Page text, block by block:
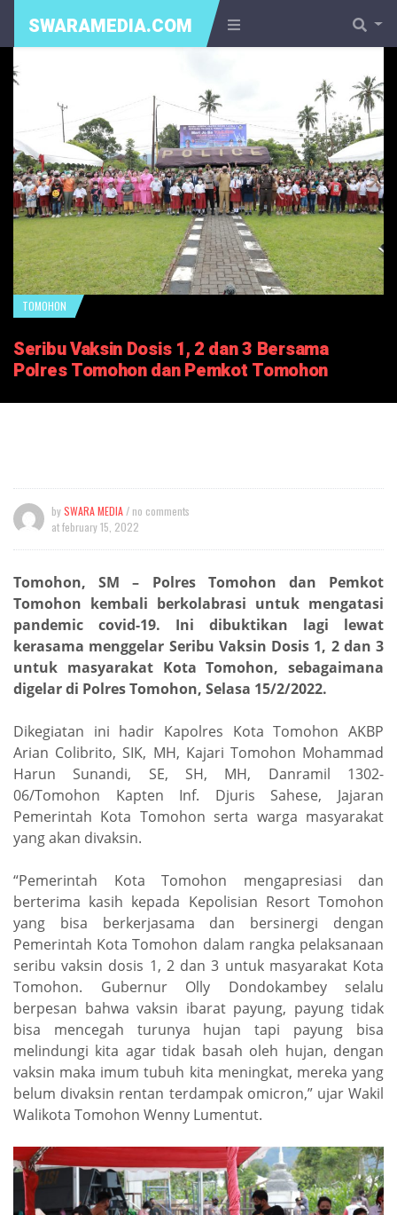
SWARAMEDIA.COM
TOMOHON
Seribu Vaksin Dosis 1, 2 dan 3 Bersama
Polres Tomohon dan Pemkot Tomohon
bySWARA MEDIA / no comments
atfebruary 15, 2022
Tomohon, SM – Polres Tomohon dan Pemkot
Tomohon kembali berkolabrasi untuk mengatasi
pandemic covid-19. Ini dibuktikan lagi lewat
kerasama menggelar Seribu Vaksin Dosis 1, 2 dan 3
untuk masyarakat Kota Tomohon, sebagaimana
digelar di Polres Tomohon, Selasa 15/2/2022.
Dikegiatan ini hadir Kapolres Kota Tomohon AKBP
Arian Colibrito, SIK, MH, Kajari Tomohon Mohammad
Harun Sunandi, SE, SH, MH, Danramil 1302-
06/Tomohon Kapten Inf. Djuris Sahese, Jajaran
Pemerintah Kota Tomohon serta warga masyarakat
yang akan divaksin.
“Pemerintah Kota Tomohon mengapresiasi dan
berterima kasih kepada Kepolisian Resort Tomohon
yang bisa berkerjasama dan bersinergi dengan
Pemerintah Kota Tomohon dalam rangka pelaksanaan
seribu vaksin dosis 1, 2 dan 3 untuk masyarakat Kota
Tomohon. Gubernur Olly Dondokambey selalu
berpesan bahwa vaksin ibarat payung, payung tidak
bisa mencegah turunya hujan tapi payung bisa
melindungi kita agar tidak basah oleh hujan, dengan
vaksin maka imum tubuh kita meningkat, mereka yang
belum divaksin rentan terdampak omicron,” ujar Wakil
Walikota Tomohon Wenny Lumentut.